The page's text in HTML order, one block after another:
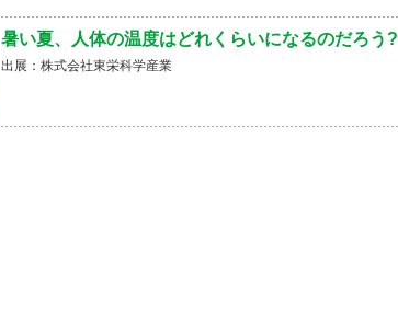
暑い夏、人体の温度はどれくらいになるのだろう?
出展：株式会社東栄科学産業